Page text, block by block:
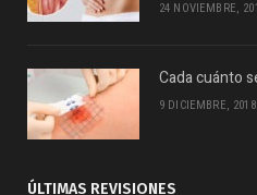
24 NOVIEMBRE,
Cada cuánto
9 DICIEMBRE, 2018
ÚLTIMAS REVISIONES